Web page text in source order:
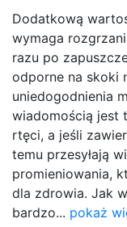
Dodatkową
wymaga
razu po
odporne na skoki
uniedogodnienia
wiadomością jest
rtęci, a jeśli
temu przesyłają
promieniowania,
dla zdrowia. Jak
bardzo... pokaż